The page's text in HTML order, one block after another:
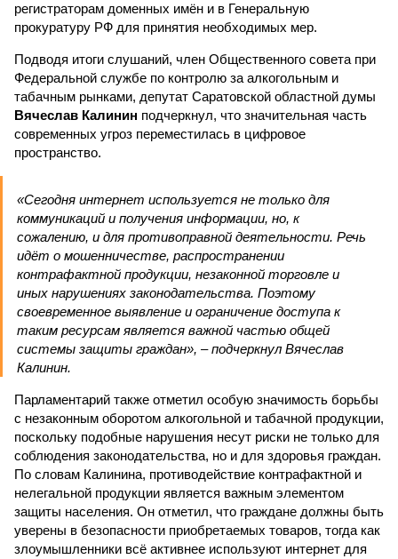
регистраторам доменных имён и в Генеральную
прокуратуру РФ для принятия необходимых мер.
Подводя итоги слушаний, член Общественного совета при
Федеральной службе по контролю за алкогольным и
табачным рынками, депутат Саратовской областной думы
Вячеслав Калинин подчеркнул, что значительная часть
современных угроз переместилась в цифровое
пространство.
«Сегодня интернет используется не только для
коммуникаций и получения информации, но, к
сожалению, и для противоправной деятельности. Речь
идёт о мошенничестве, распространении
контрафактной продукции, незаконной торговле и
иных нарушениях законодательства. Поэтому
своевременное выявление и ограничение доступа к
таким ресурсам является важной частью общей
системы защиты граждан», – подчеркнул Вячеслав
Калинин.
Парламентарий также отметил особую значимость борьбы
с незаконным оборотом алкогольной и табачной продукции,
поскольку подобные нарушения несут риски не только для
соблюдения законодательства, но и для здоровья граждан.
По словам Калинина, противодействие контрафактной и
нелегальной продукции является важным элементом
защиты населения. Он отметил, что граждане должны быть
уверены в безопасности приобретаемых товаров, тогда как
злоумышленники всё активнее используют интернет для